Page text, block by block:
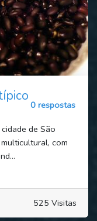
0 respostas
de São
com
525 Visitas